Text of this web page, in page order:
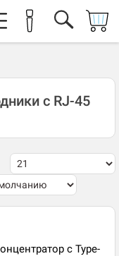
с RJ-45
с Type-